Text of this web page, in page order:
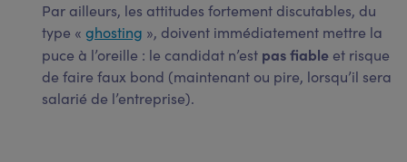
Par ailleurs, les attitudes fortement discutables, du
type « ghosting », doivent immédiatement mettre la
puce à l’oreille : le candidat n’est pas fiable et risque
de faire faux bond (maintenant ou pire, lorsqu’il sera
salarié de l’entreprise).